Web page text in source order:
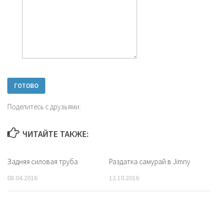
Поделитесь с друзьями:
ЧИТАЙТЕ ТАКЖЕ:
Задняя силовая труба
08.04.2016
Раздатка самурай в Jimny
12.10.2016